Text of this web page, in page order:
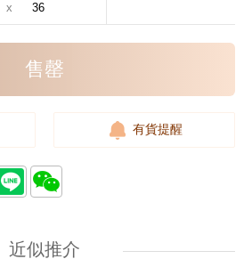
x 36
售罄
有貨提醒
近似推介